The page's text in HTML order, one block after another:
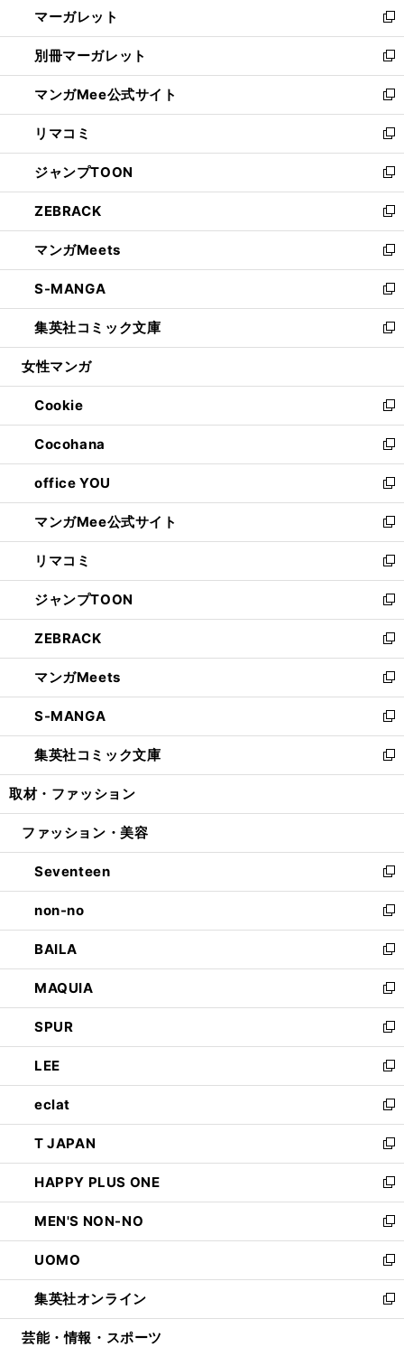
く
で
開
く
ド
ウ
で
開
く
い
ウ
ィ
ン
ド
ウ
で
開
く
マーガレット
新
し
い
ウ
ィ
ン
ド
ウ
で
開
く
別冊マーガレット
新
し
い
ウ
ィ
ン
ド
ウ
で
開
く
マンガMee公式サイト
新
し
い
ウ
ィ
ン
ド
ウ
で
開
く
リマコミ
新
し
い
ウ
ィ
ン
ド
ウ
で
開
く
ジャンプTOON
新
し
い
ウ
ィ
ン
ド
ウ
で
開
ZEBRACK
新
し
い
ウ
ィ
ン
ド
ウ
開
く
マンガMeets
新
し
い
ウ
ィ
ン
ウ
で
開
く
S-MANGA
新
し
い
ウ
ン
ド
ウ
で
開
く
集英社コミック文庫
新
し
ウ
ィ
ン
ド
ウ
で
開
く
女性マンガ
Cookie
新
し
い
ウ
ィ
ン
ド
ウ
で
開
く
Cocohana
新
し
い
ウ
ィ
ン
ド
ウ
で
開
く
office YOU
新
し
い
ウ
ィ
ン
ド
ウ
で
開
く
マンガMee公式サイト
新
し
い
ウ
ィ
ン
ド
ウ
で
開
く
リマコミ
新
し
い
ウ
ィ
ン
ド
ウ
で
開
く
ジャンプTOON
新
し
い
ウ
ィ
ン
ド
ウ
で
開
ZEBRACK
新
し
い
ウ
ィ
ン
ド
ウ
開
マンガMeets
新
し
い
ウ
ィ
ン
ウ
開
く
S-MANGA
新
し
い
ウ
ン
ウ
で
開
く
集英社コミック文庫
新
し
ウ
ン
ド
ウ
で
開
く
取材・ファッション
ファッション・美容
Seventeen
新
し
い
ウ
ィ
ン
ド
ウ
で
開
く
non-no
新
し
い
ウ
ィ
ン
ド
ウ
で
開
く
BAILA
新
し
い
ウ
ィ
ン
ド
ウ
で
開
く
MAQUIA
新
し
い
ウ
ィ
ン
ド
ウ
で
開
く
SPUR
新
し
い
ウ
ィ
ン
ド
ウ
で
開
く
LEE
新
し
い
ウ
ィ
ン
ド
ウ
で
開
く
eclat
新
し
い
ウ
ィ
ン
ド
ウ
で
開
く
T JAPAN
新
し
い
ウ
ィ
ン
ド
ウ
で
開
HAPPY PLUS ONE
新
し
い
ウ
ィ
ン
ド
ウ
MEN'S NON-NO
新
し
い
ウ
ィ
ン
UOMO
新
し
い
ウ
集英社オンライン
新
し
芸能・情報・スポーツ